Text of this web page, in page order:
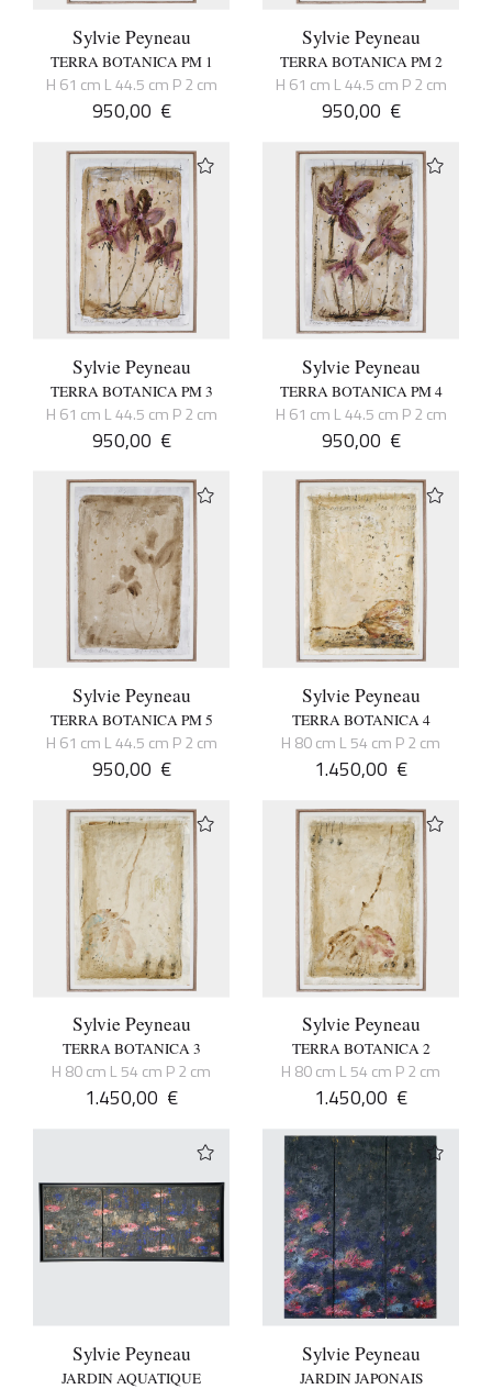
Sylvie Peyneau
TERRA BOTANICA PM 1
H 61 cm L 44.5 cm P 2 cm
950,00 €
Sylvie Peyneau
TERRA BOTANICA PM 2
H 61 cm L 44.5 cm P 2 cm
950,00 €
Sylvie Peyneau
TERRA BOTANICA PM 3
H 61 cm L 44.5 cm P 2 cm
950,00 €
Sylvie Peyneau
TERRA BOTANICA PM 4
H 61 cm L 44.5 cm P 2 cm
950,00 €
Sylvie Peyneau
TERRA BOTANICA PM 5
H 61 cm L 44.5 cm P 2 cm
950,00 €
Sylvie Peyneau
TERRA BOTANICA 4
H 80 cm L 54 cm P 2 cm
1.450,00 €
Sylvie Peyneau
TERRA BOTANICA 3
H 80 cm L 54 cm P 2 cm
1.450,00 €
Sylvie Peyneau
TERRA BOTANICA 2
H 80 cm L 54 cm P 2 cm
1.450,00 €
Sylvie Peyneau
JARDIN AQUATIQUE
Sylvie Peyneau
JARDIN JAPONAIS